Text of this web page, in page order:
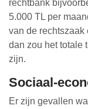
rechtbank
5.000 TL per
van de rechtszaak
dan zou het totale
zijn.
Sociaal-
Er zijn gevallen